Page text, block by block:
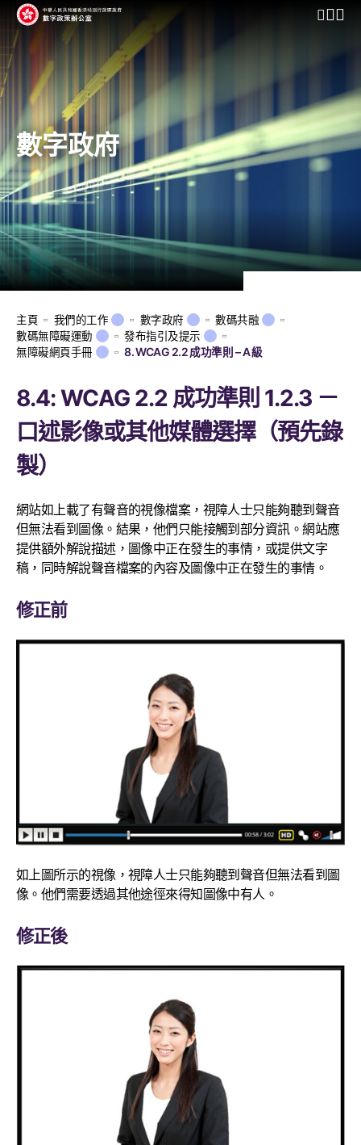
開啟行
數字政府
主頁 我們的工作 數字政府
數碼共融
數碼無障礙運動
發布指引及提示
無障礙網頁手冊
8. WCAG 2.2 成功準則 – A 級
8.4: WCAG 2.2 成功準則 1.2.3 －
口述影像或其他媒體選擇（預先錄
製）
網站如上載了有聲音的視像檔案，視障人士只能夠聽到聲音
但無法看到圖像。結果，他們只能接觸到部分資訊。網站應
提供額外解說描述，圖像中正在發生的事情，或提供文字
稿，同時解說聲音檔案的內容及圖像中正在發生的事情。
修正前
如上圖所示的視像，視障人士只能夠聽到聲音但無法看到圖
像。他們需要透過其他途徑來得知圖像中有人。
修正後